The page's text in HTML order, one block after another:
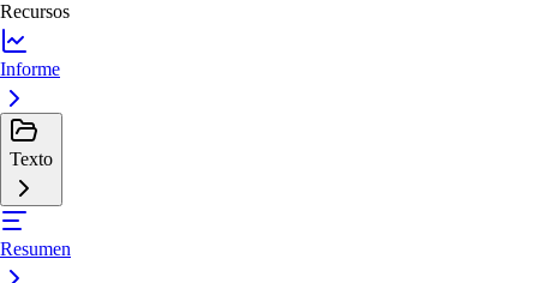
Recursos
Informe
Texto
Resumen